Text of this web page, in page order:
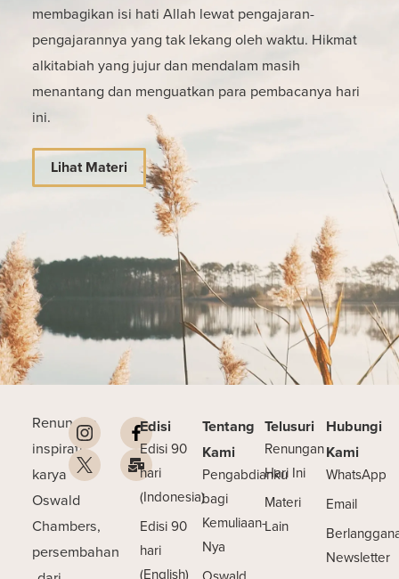
membagikan isi hati Allah lewat pengajaran-
pengajarannya yang tak lekang oleh waktu. Hikmat
alkitabiah yang jujur dan mendalam masih
menantang dan menguatkan para pembacanya hari
ini.
Lihat Materi
Renungan
inspiratif
karya
Oswald
Chambers,
persembahan
Edisi
Edisi 90
hari
(Indonesia)
Edisi 90
hari
(English)
Tentang
Kami
Pengabdianku
bagi
Kemuliaan-
Nya
Telusuri
Renungan
Hari Ini
Materi
Lain
Hubungi
Kami
WhatsApp
Email
Newsletter